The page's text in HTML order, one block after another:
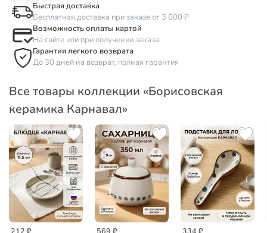
Быстрая доставка
Бесплатная доставка при заказе от 3 000 ₽
Возможность оплаты картой
На сайте или при получении заказа
Гарантия легкого возврата
До 30 дней на возврат, полная гарантия
Все товары коллекции «Борисовская
керамика Карнавал»
212 ₽ 569 ₽ 334 ₽